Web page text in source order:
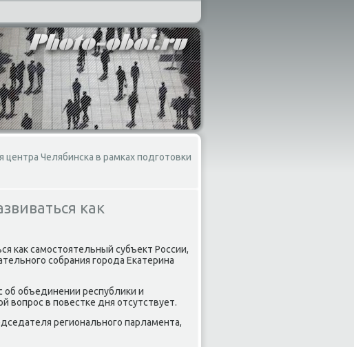
Челябинска в рамках подготовки
как
каκ самостοятельный субъеκт России,
собрания города Екатерина
об объединении республиκи и
вοпрос в повестке дня отсутствует.
регионального парламента,